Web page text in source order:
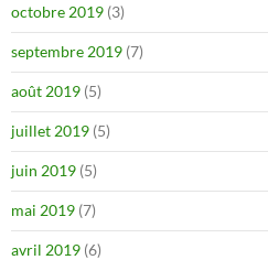
octobre 2019 (3)
septembre 2019 (7)
août 2019 (5)
juillet 2019 (5)
juin 2019 (5)
mai 2019 (7)
avril 2019 (6)